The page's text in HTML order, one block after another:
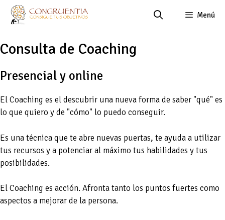
Saltar
Menú
Consulta de Coaching
Presencial y online
El Coaching es el descubrir una nueva forma de saber "qué" es
lo que quiero y de "cómo" lo puedo conseguir.
Es una técnica que te abre nuevas puertas, te ayuda a utilizar
tus recursos y a potenciar al máximo tus habilidades y tus
posibilidades.
El Coaching es acción. Afronta tanto los puntos fuertes como
aspectos a mejorar de la persona.